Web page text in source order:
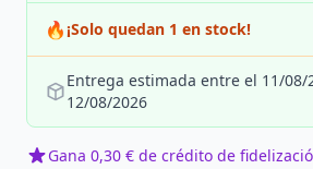
🔥¡Solo quedan 1 en stock!
Entrega estimada entre el 11/08/
12/08/2026
Gana 0,30 € de crédito de